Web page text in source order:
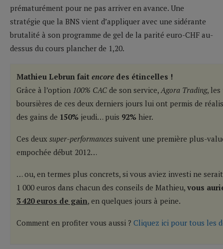
prématurément pour ne pas arriver en avance. Une
stratégie que la BNS vient d’appliquer avec une sidérante
brutalité à son programme de gel de la parité euro-CHF au-
dessus du cours plancher de 1,20.
Mathieu Lebrun fait encore des étincelles !
Grâce à l’option 100% CAC de son service, Agora Trading,
boursières de ces deux derniers jours lui ont permis de
des gains de 150% jeudi… puis 92% hier.
Ces deux super-performances suivent une première plus-
empochée début 2012…
… ou, en termes plus concrets, si vous aviez investi ne
1 000 euros dans chacun des conseils de Mathieu, vous
3 420 euros de gain, en quelques jours à peine.
Comment en profiter vous aussi ? Cliquez ici pour tous les